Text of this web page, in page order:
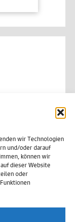
wir Technologien
und/oder darauf
können wir
dieser Website
oder